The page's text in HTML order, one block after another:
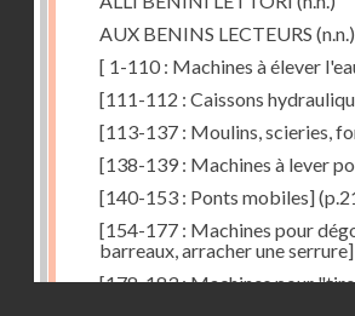
AUX BENINS LECTEURS (n.n.)
[ 1-110 : Machines à élever
[111-112 : Caissons
[113-137 : Moulins, scieries,
[138-139 : Machines à lever
[140-153 : Ponts mobiles]
[154-177 : Machines pour
barreaux, arracher une serrure]
[178-183 : Machines pour